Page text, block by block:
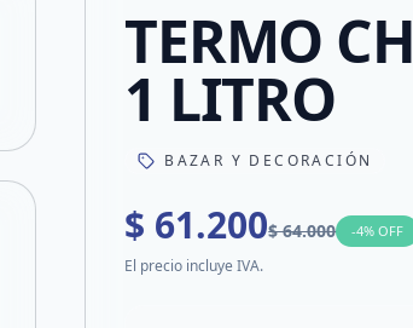
Compartir en FacebookTERMO
1 LITRO
BAZAR Y DECORACIÓN
$ 61.200$ 64.000 -4% OFF
El precio incluye IVA.